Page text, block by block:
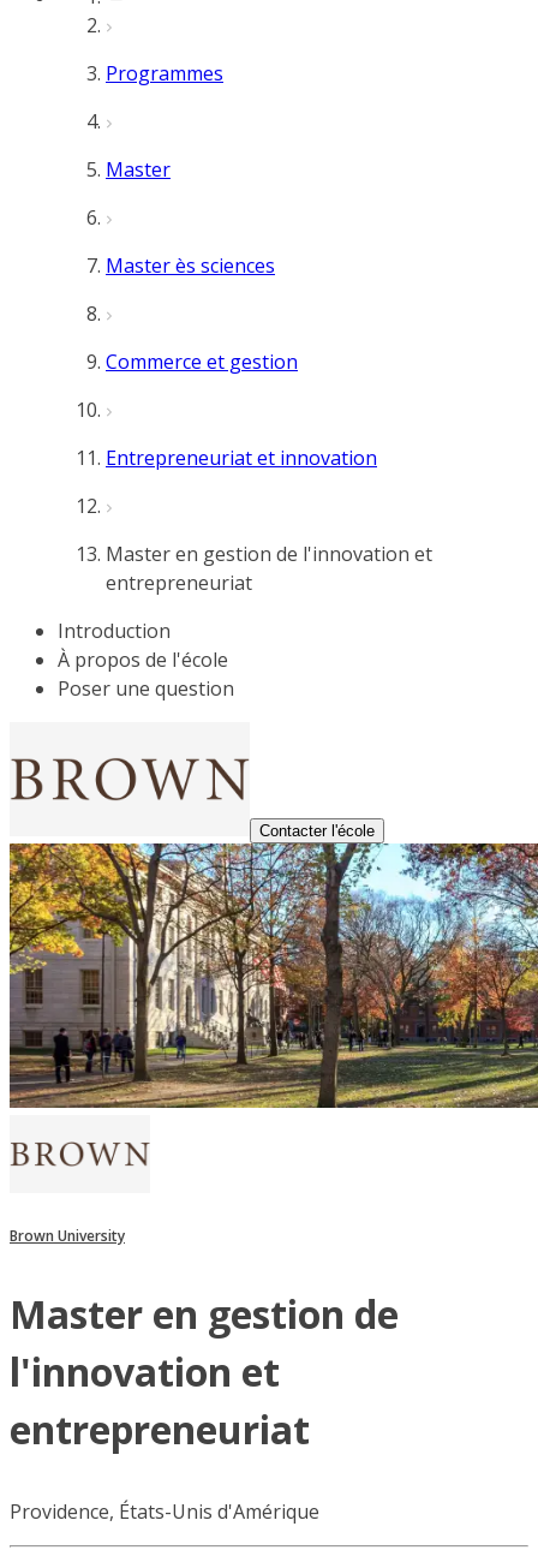
Programmes
Master
Master ès sciences
Commerce et gestion
Entrepreneuriat et innovation
Master en gestion de l'innovation et
entrepreneuriat
Introduction
À propos de l'école
Poser une question
Contacter l'école
Brown University
Master en gestion de
l'innovation et
entrepreneuriat
Providence, États-Unis d'Amérique